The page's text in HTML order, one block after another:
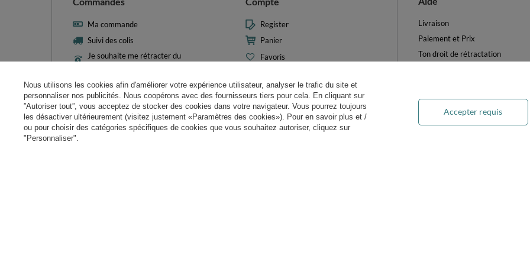
Ma commande
Suivi des colis
Je souhaite me rétracter du
contrat
Contact
Register
Panier
Favoris
Mes transactions
Newsletter
Paramètres des cookies
Livraison
Paiement et Prix
Ton droit de rétractation
FAQ
Traitement des DEEE
Nous utilisons les cookies afin d'améliorer votre expérience utilisateur, analyser le trafic du site et
personnaliser nos publicités. Nous coopérons avec des fournisseurs tiers pour cela. En cliquant sur
”Autoriser tout”, vous acceptez de stocker des cookies dans votre navigateur. Vous pourrez toujours
les désactiver ultérieurement (visitez justement «Paramètres des cookies»). Pour en savoir plus et /
ou pour choisir des catégories spécifiques de cookies que vous souhaitez autoriser, cliquez sur
"Personnaliser".
Accepter requis